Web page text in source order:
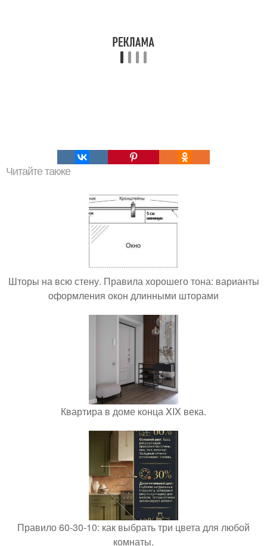
Читайте также
Шторы на всю стену. Правила хорошего тона: варианты
оформления окон длинными шторами
Квартира в доме конца XIX века.
Правило 60-30-10: как выбрать три цвета для любой
комнаты.